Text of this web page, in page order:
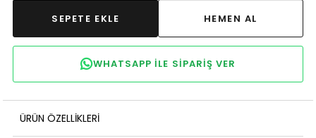
WHATSAPP ILE SIPARIŞ VER
ÜRÜN ÖZELLIKLERI